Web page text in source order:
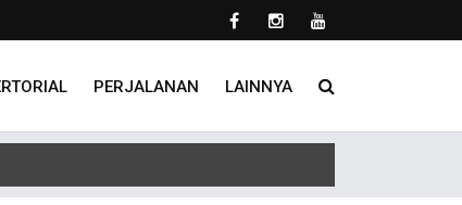
PERJALANAN LAINNYA
Lanjut Putusan PHI